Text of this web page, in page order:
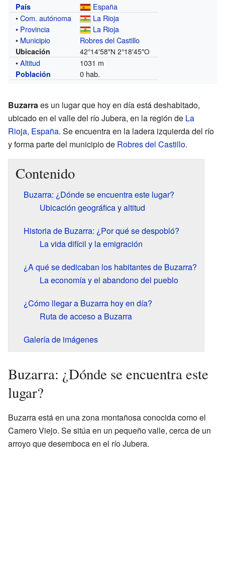
País
España
•Com. autónoma
La Rioja
• Provincia
La Rioja
• Municipio Robres del Castillo
Ubicación 42°14′58″N 2°18′45″O
•Altitud 1031 m
Población 0 hab.
Buzarraes un lugar que hoy en día está deshabitado,
ubicado en el valle del río Jubera, en la región de La
Rioja, España. Se encuentra en la ladera izquierda del río
y forma parte del municipio de Robres del Castillo.
Contenido
Buzarra: ¿Dónde se encuentra este lugar?
Ubicación geográfica y altitud
Historia de Buzarra: ¿Por qué se despobló?
La vida difícil y la emigración
¿A qué se dedicaban los habitantes de Buzarra?
La economía y el abandono del pueblo
¿Cómo llegar a Buzarra hoy en día?
Ruta de acceso a Buzarra
Galería de imágenes
Buzarra: ¿Dónde se encuentra este
lugar?
Buzarra está en una zona montañosa conocida como el
Camero Viejo. Se sitúa en un pequeño valle, cerca de un
arroyo que desemboca en el río Jubera.